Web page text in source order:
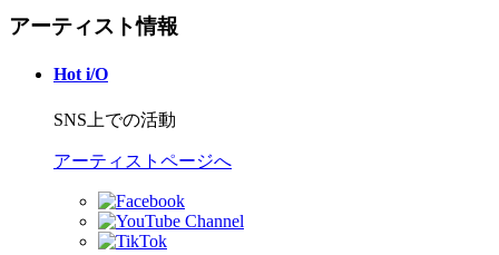
アーティスト情報
Hot i/O
SNS上での活動
アーティストページへ